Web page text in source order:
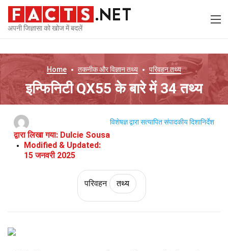
अपनी जिज्ञासा को खोज में बदलें
Home तकनीक और विज्ञानतथ्य परिवहनतथ्य
इन्फिनिटी QX55 के बारे में 34 तथ्य
द्वारा लिखा गया: Dulcie Sousa
Modified & Updated:
15 जनवरी 2025
विशेषज्ञ द्वारा सत्यापितसंपादकीय दिशानिर्देश
परिवहन तथ्य